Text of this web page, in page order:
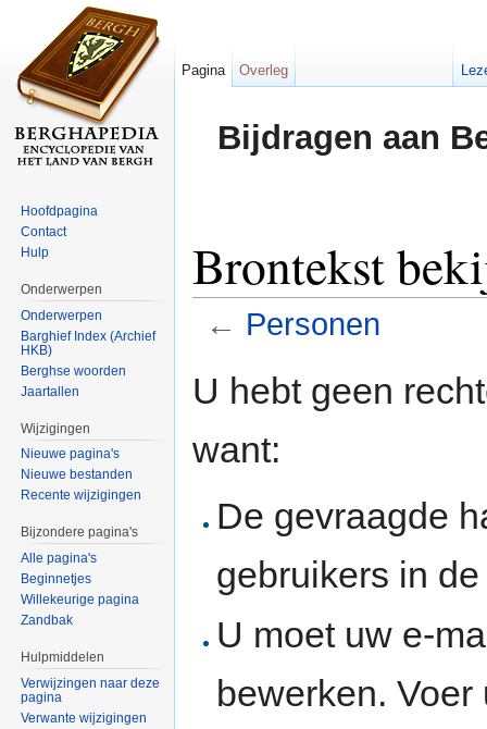
Bijdragen aan
Brontekst
← Personen
U hebt geen
want:
De gevraagde
gebruikers in
U moet uw e-
bewerken.
Pagina Overleg
Hoofdpagina
Contact
Hulp
Onderwerpen
Onderwerpen
Barghief Index (Archief
HKB)
Berghse woorden
Jaartallen
Wijzigingen
Nieuwe pagina's
Nieuwe bestanden
Recente wijzigingen
Bijzondere pagina's
Alle pagina's
Beginnetjes
Willekeurige pagina
Zandbak
Hulpmiddelen
Verwijzingen naar deze
pagina
Verwante wijzigingen